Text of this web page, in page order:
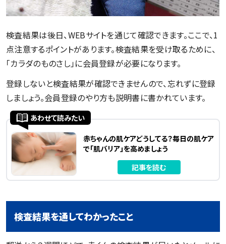
検査結果は後日、WEBサイトを通じて確認できます。ここで、1
点注意するポイントがあります。検査結果を受け取るために、
「カラダのものさし」に会員登録が必要になります。
登録しないと検査結果が確認できませんので、忘れずに登録
しましょう。会員登録のやり方も説明書に書かれています。
あわせて読みたい
赤ちゃんの肌ケアどうしてる？毎日の肌ケア
で「肌バリア」を高めましょう
記事を読む
検査結果を通してわかったこと